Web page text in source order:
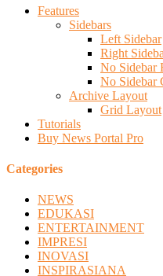
Features
Sidebars
Left Sidebar
Right
No Sidebar
No Sidebar
Archive Layout
Grid Layout
Tutorials
Buy News Portal Pro
Categories
NEWS
EDUKASI
ENTERTAINMENT
IMPRESI
INOVASI
INSPIRASIANA